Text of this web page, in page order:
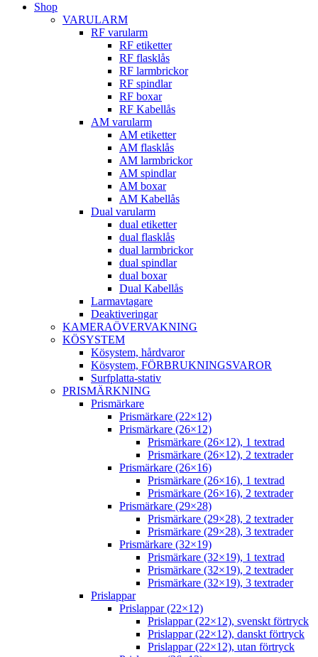
Shop
VARULARM
RF varularm
RF etiketter
RF flasklås
RF larmbrickor
RF spindlar
RF boxar
RF Kabellås
AM varularm
AM etiketter
AM flasklås
AM larmbrickor
AM spindlar
AM boxar
AM Kabellås
Dual varularm
dual etiketter
dual flasklås
dual larmbrickor
dual spindlar
dual boxar
Dual Kabellås
Larmavtagare
Deaktiveringar
KAMERAÖVERVAKNING
KÖSYSTEM
Kösystem, hårdvaror
Kösystem, FÖRBRUKNINGSVAROR
Surfplatta-stativ
PRISMÄRKNING
Prismärkare
Prismärkare (22×12)
Prismärkare (26×12)
Prismärkare (26×12), 1 textrad
Prismärkare (26×12), 2 textrader
Prismärkare (26×16)
Prismärkare (26×16), 1 textrad
Prismärkare (26×16), 2 textrader
Prismärkare (29×28)
Prismärkare (29×28), 2 textrader
Prismärkare (29×28), 3 textrader
Prismärkare (32×19)
Prismärkare (32×19), 1 textrad
Prismärkare (32×19), 2 textrader
Prismärkare (32×19), 3 textrader
Prislappar
Prislappar (22×12)
Prislappar (22×12), svenskt förtryck
Prislappar (22×12), danskt förtryck
Prislappar (22×12), utan förtryck